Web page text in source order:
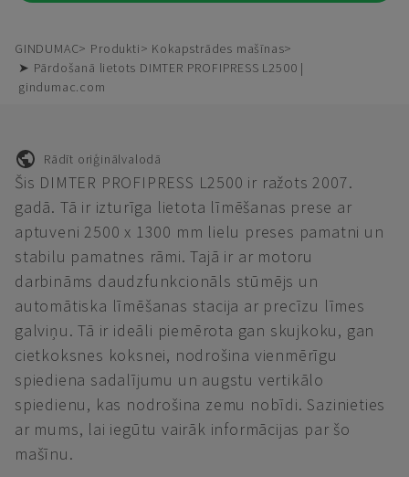
GINDUMAC Produkti
Kokapstrādes mašīnas
➤ Pārdošanā lietots DIMTER PROFIPRESS L2500 |
gindumac.com
Rādīt oriģinālvalodā
Šis DIMTER PROFIPRESS L2500 ir ražots 2007.
gadā. Tā ir izturīga lietota līmēšanas prese ar
aptuveni 2500 x 1300 mm lielu preses pamatni un
stabilu pamatnes rāmi. Tajā ir ar motoru
darbināms daudzfunkcionāls stūmējs un
automātiska līmēšanas stacija ar precīzu līmes
galviņu. Tā ir ideāli piemērota gan skujkoku, gan
cietkoksnes koksnei, nodrošina vienmērīgu
spiediena sadalījumu un augstu vertikālo
spiedienu, kas nodrošina zemu nobīdi. Sazinieties
ar mums, lai iegūtu vairāk informācijas par šo
mašīnu.